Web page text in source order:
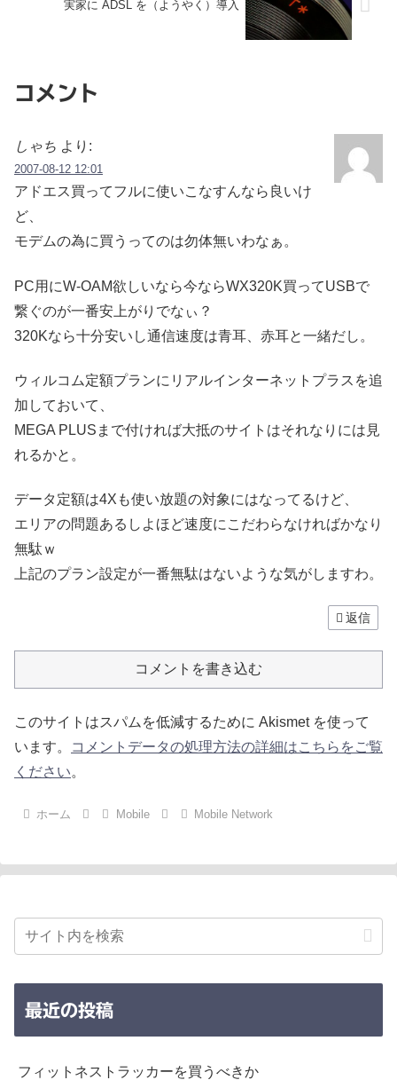
実家に ADSL を（ようやく）導入
コメント
しゃち より:
2007-08-12 12:01
アドエス買ってフルに使いこなすんなら良いけ
ど、
モデムの為に買うってのは勿体無いわなぁ。
PC用にW-OAM欲しいなら今ならWX320K買ってUSBで
繋ぐのが一番安上がりでなぃ？
320Kなら十分安いし通信速度は青耳、赤耳と一緒だし。
ウィルコム定額プランにリアルインターネットプラスを追
加しておいて、
MEGA PLUSまで付ければ大抵のサイトはそれなりには見
れるかと。
データ定額は4Xも使い放題の対象にはなってるけど、
エリアの問題あるしよほど速度にこだわらなければかなり
無駄ｗ
上記のプラン設定が一番無駄はないような気がしますわ。
返信
コメントを書き込む
このサイトはスパムを低減するために Akismet を使って
います。
コメントデータの処理方法の詳細はこちらをご覧
ください。
ホーム Mobile Mobile Network
最近の投稿
フィットネストラッカーを買うべきか